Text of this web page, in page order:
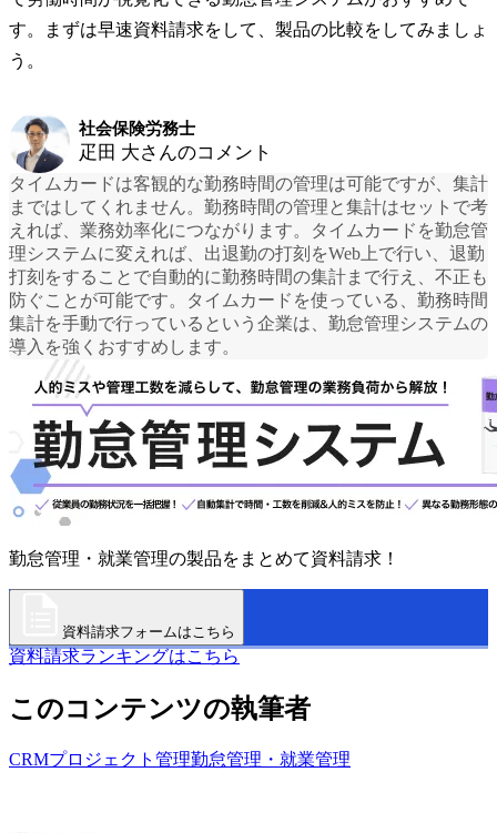
す。まずは早速資料請求をして、製品の比較をしてみましょ
う。
社会保険労務士
疋田 大さんのコメント
タイムカードは客観的な勤務時間の管理は可能ですが、集計
まではしてくれません。勤務時間の管理と集計はセットで考
えれば、業務効率化につながります。
タイムカードを勤怠管
理システムに変えれば、出退勤の打刻をWeb上で行い、退勤
打刻をすることで自動的に勤務時間の集計まで行え、不正も
防ぐことが可能です。
タイムカードを使っている、勤務時間
集計を手動で行っているという企業は、勤怠管理システムの
導入を強くおすすめします。
勤怠管理・就業管理の製品をまとめて資料請求！
資料請求フォームはこちら
資料請求ランキングはこちら
このコンテンツの執筆者
CRMプロジェクト管理勤怠管理・就業管理